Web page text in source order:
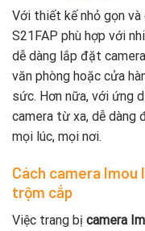
Với thiết kế nhỏ gọn
S21FAP phù hợp với
dễ dàng lắp đặt
văn phòng hoặc cửa
sức. Hơn nữa, với ứng
camera từ xa, dễ dàng
mọi lúc, mọi nơi.
Cách camera Imou
trộm cắp
Việc trang bị camera